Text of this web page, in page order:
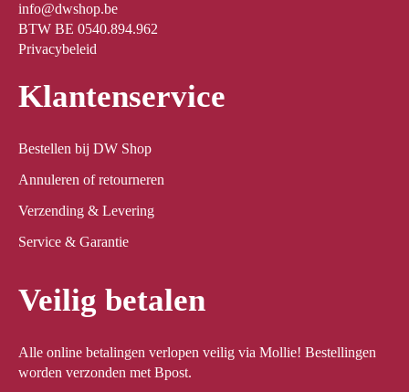
info@dwshop.be
BTW BE 0540.894.962
Privacybeleid
Klantenservice
Bestellen bij DW Shop
Annuleren of retourneren
Verzending & Levering
Service & Garantie
Veilig betalen
Alle online betalingen verlopen veilig via Mollie! Bestellingen
worden verzonden met Bpost.